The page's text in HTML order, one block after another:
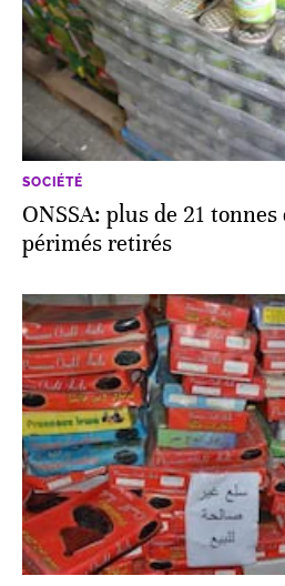
SOCIÉTÉ
ONSSA: plus de 21
périmés retirés